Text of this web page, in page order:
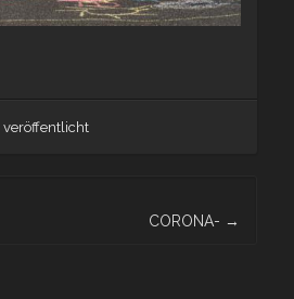
veröffentlicht
CORONA- →